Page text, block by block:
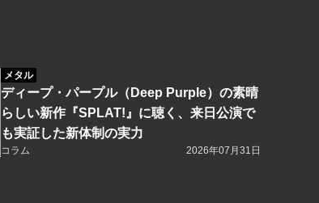
メタル
ディープ・パープル（Deep Purple）の素晴
らしい新作『SPLAT!』に聴く、来日公演で
も実証した新体制の実力
コラム 2026年07月31日